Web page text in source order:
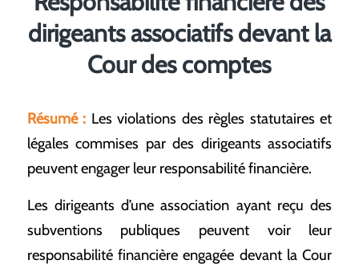
dirigeants associatifs devant la
Cour des comptes
Résumé : Les violations des règles statutaires et
légales commises par des dirigeants associatifs
peuvent engager leur responsabilité financière.
Les dirigeants d’une association ayant reçu des
subventions publiques peuvent voir leur
responsabilité financière engagée devant la Cour